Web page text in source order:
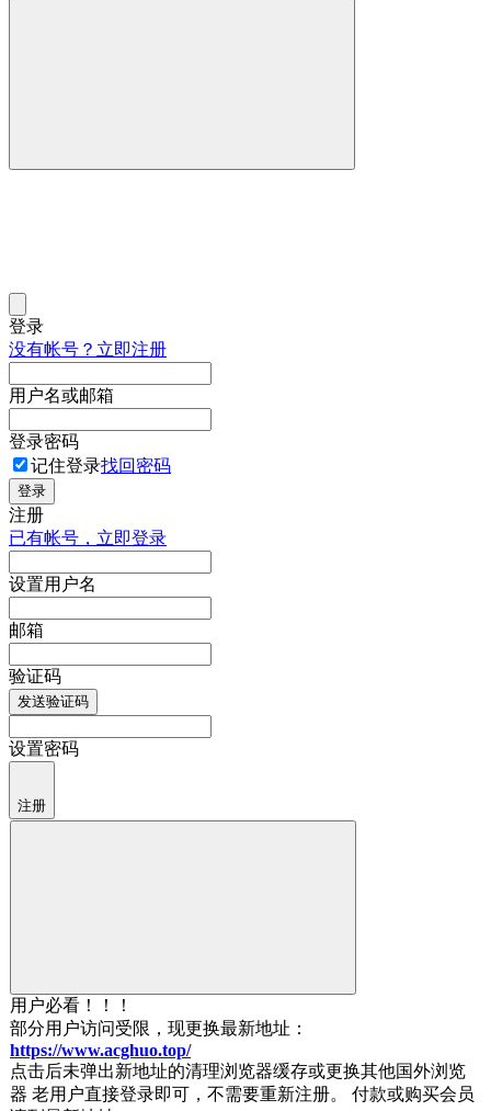
登录
没有帐号？立即注册
用户名或邮箱
登录密码
记住登录找回密码
登录
注册
已有帐号，立即登录
设置用户名
邮箱
验证码
发送验证码
设置密码
注册
用户必看！！！
部分用户访问受限，现更换最新地址：
https://www.acghuo.top/
点击后未弹出新地址的清理浏览器缓存或更换其他国外浏览
器 老用户直接登录即可，不需要重新注册。 付款或购买会员